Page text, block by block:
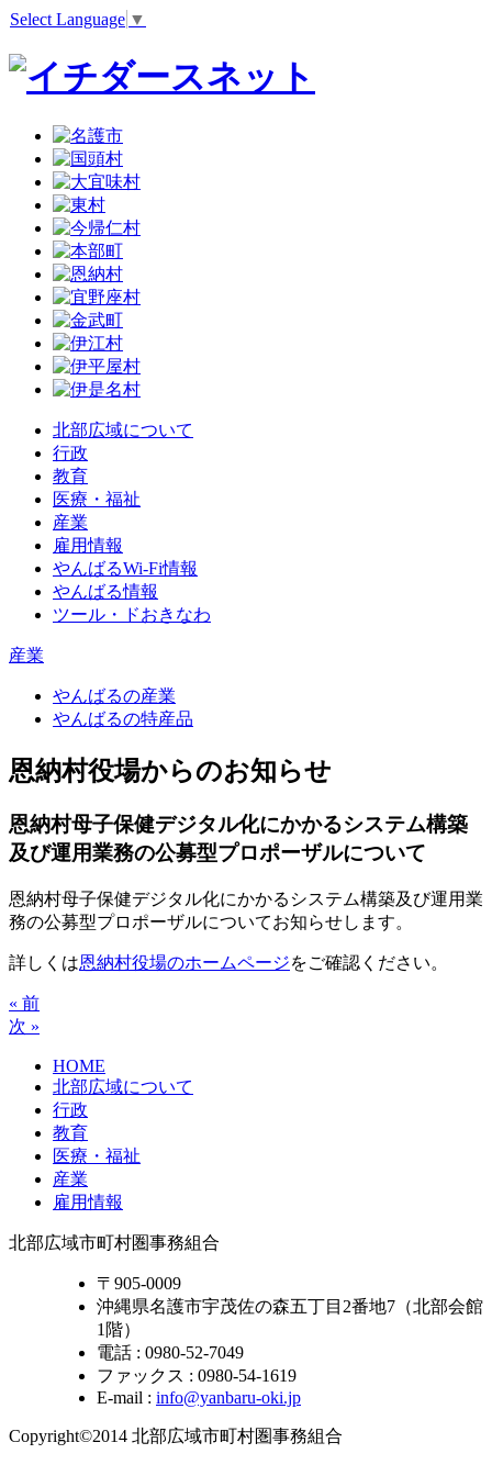
Select Language ▼
北部広域について
行政
教育
医療・福祉
産業
雇用情報
やんばるWi-Fi情報
やんばる情報
ツール・ドおきなわ
産業
やんばるの産業
やんばるの特産品
恩納村役場からのお知らせ
恩納村母子保健デジタル化にかかるシステム構築
及び運用業務の公募型プロポーザルについて
恩納村母子保健デジタル化にかかるシステム構築及び運用業
務の公募型プロポーザルについてお知らせします。
詳しくは恩納村役場のホームページをご確認ください。
« 前
次 »
HOME
北部広域について
行政
教育
医療・福祉
産業
雇用情報
北部広域市町村圏事務組合
〒905-0009
沖縄県名護市宇茂佐の森五丁目2番地7（北部会館
1階）
電話 : 0980-52-7049
ファックス : 0980-54-1619
E-mail : info@yanbaru-oki.jp
Copyright©2014 北部広域市町村圏事務組合